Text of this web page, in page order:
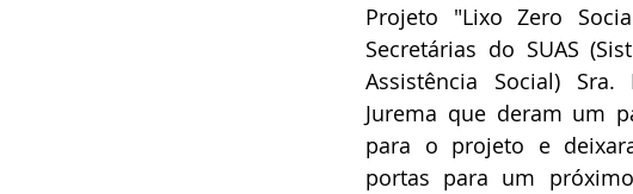
Projeto "Lixo Zero
Secretárias do SUAS
Assistência Social) Sra.
Jurema que deram um
para o projeto e
portas para um